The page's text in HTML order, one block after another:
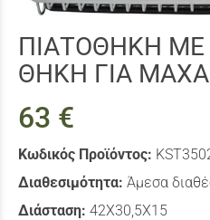
ΠΙΑΤΟΘΗΚΗ ΜΕ
ΘΗΚΗ ΓΙΑ
63 €
Κωδικός Προϊόντος:
Διαθεσιμότητα: Άμεσα
Διάσταση: 42Χ30,5Χ15